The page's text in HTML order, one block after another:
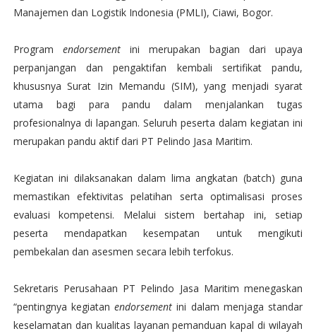
Manajemen dan Logistik Indonesia (PMLI), Ciawi, Bogor.
Program endorsementini merupakan bagian dari upaya
perpanjangan dan pengaktifan kembali sertifikat pandu,
khususnya Surat Izin Memandu (SIM), yang menjadi syarat
utama bagi para pandu dalam menjalankan tugas
profesionalnya di lapangan. Seluruh peserta dalam kegiatan ini
merupakan pandu aktif dari PT Pelindo Jasa Maritim.
Kegiatan ini dilaksanakan dalam lima angkatan (batch) guna
memastikan efektivitas pelatihan serta optimalisasi proses
evaluasi kompetensi. Melalui sistem bertahap ini, setiap
peserta mendapatkan kesempatan untuk mengikuti
pembekalan dan asesmen secara lebih terfokus.
Sekretaris Perusahaan PT Pelindo Jasa Maritim menegaskan
“pentingnya kegiatanendorsement ini dalam menjaga standar
keselamatan dan kualitas layanan pemanduan kapal di wilayah